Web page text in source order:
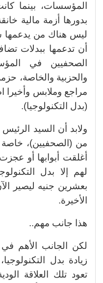
المؤسسات، بينما
بدورها أزمة مالية
ليس هناك من يدعمها
أن تدعمها ببدلات
الصحفيين في
والحزبية والخاصة،
مراجع وملابس
(بدل التكنولوجيا).
ولابد أن السيد الرئيس
من (الصحفيين)،
أغلقت أبوابها أو
لهم إلا بدل
الأخيرة.
هذا جانب مهم..
لكن الجانب الأهم
زيادة بدل
تعود تلك العلاقة